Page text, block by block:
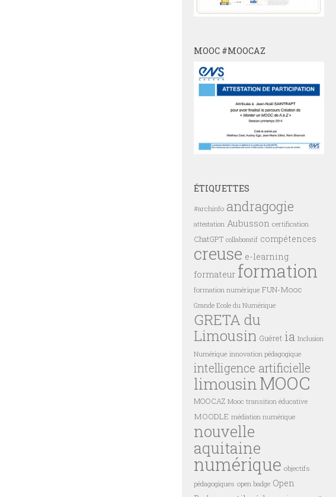
MOOC #MOOCAZ
ÉTIQUETTES
#archinfo andragogie
attestation Aubusson certification
ChatGPT collaboratif compétences
creuse e-learning
formateur formation
formation numérique FUN-Mooc
Grande Ecole du Numérique
GRETA du
Limousin Guéret ia Inclusion
Numérique innovation pédagogique
intelligence artificielle
limousin MOOC
MOOCAZ Mooc transition éducative
MOODLE médiation numérique
nouvelle
aquitaine
numérique objectifs
pédagogiques open badge Open